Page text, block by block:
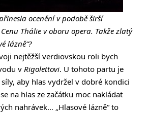
ocenění v podobě širší
Thálie v oboru opera. Takže zlatý
lázně“?
nejtěžší verdiovskou roli bych
v Rigolettovi. U tohoto partu je
aby hlas vydržel v dobré kondici
na hlas ze začátku moc nakládat
nahrávek… „Hlasové lázně“ to